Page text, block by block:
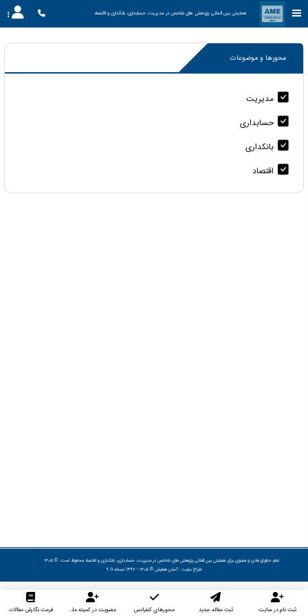
همایش بین المللی پژوهش های شاخص در مدیریت، حسابداری، بانکداری و اقتصاد
محورها و موضوعات
مدیریت
حسابداری
بانکداری
اقتصاد
تمام حقوق مادی و معنوی برای همایش بین المللی پژوهش های شاخص در مدیریت، حسابداری، بانکداری و اقتصاد محفوظ است. © ۱۴۰۵
طراح سایت :آسان همایش © ۱۴۰۵ - 1392 نسخه 9.11
ثبت نام در سایت ثبت مقاله جدید محورهای کنفرانس عضویت در کمیته علمی داوران فرمت نگارش مقالات